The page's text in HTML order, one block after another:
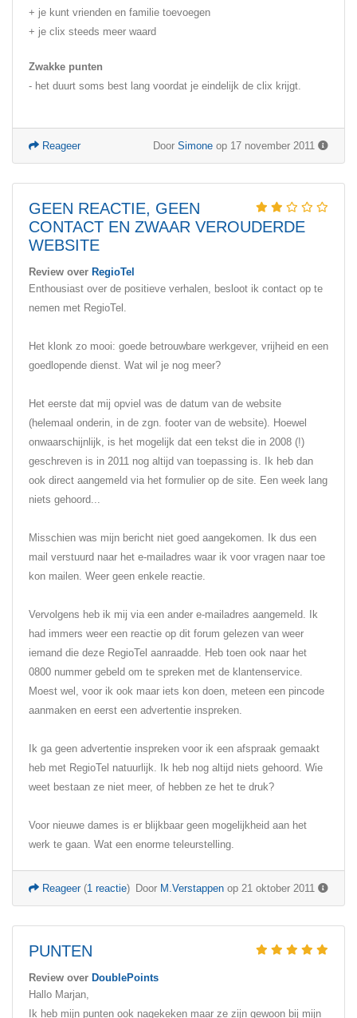
+ je kunt vrienden en familie toevoegen
+ je clix steeds meer waard
Zwakke punten
- het duurt soms best lang voordat je eindelijk de clix krijgt.
Door Simone op 17 november 2011
Reageer
GEEN REACTIE, GEEN
CONTACT EN ZWAAR VEROUDERDE
WEBSITE
Review over RegioTel
Enthousiast over de positieve verhalen, besloot ik contact op te
nemen met RegioTel.
Het klonk zo mooi: goede betrouwbare werkgever, vrijheid en een
goedlopende dienst. Wat wil je nog meer?
Het eerste dat mij opviel was de datum van de website
(helemaal onderin, in de zgn. footer van de website). Hoewel
onwaarschijnlijk, is het mogelijk dat een tekst die in 2008 (!)
geschreven is in 2011 nog altijd van toepassing is. Ik heb dan
ook direct aangemeld via het formulier op de site. Een week lang
niets gehoord...
Misschien was mijn bericht niet goed aangekomen. Ik dus een
mail verstuurd naar het e-mailadres waar ik voor vragen naar toe
kon mailen. Weer geen enkele reactie.
Vervolgens heb ik mij via een ander e-mailadres aangemeld. Ik
had immers weer een reactie op dit forum gelezen van weer
iemand die deze RegioTel aanraadde. Heb toen ook naar het
0800 nummer gebeld om te spreken met de klantenservice.
Moest wel, voor ik ook maar iets kon doen, meteen een pincode
aanmaken en eerst een advertentie inspreken.
Ik ga geen advertentie inspreken voor ik een afspraak gemaakt
heb met RegioTel natuurlijk. Ik heb nog altijd niets gehoord. Wie
weet bestaan ze niet meer, of hebben ze het te druk?
Voor nieuwe dames is er blijkbaar geen mogelijkheid aan het
werk te gaan. Wat een enorme teleurstelling.
Door M.Verstappen op 21 oktober 2011
Reageer(1 reactie)
PUNTEN
Review over DoublePoints
Hallo Marjan,
Ik heb mijn punten ook nagekeken maar ze zijn gewoon bij mijn